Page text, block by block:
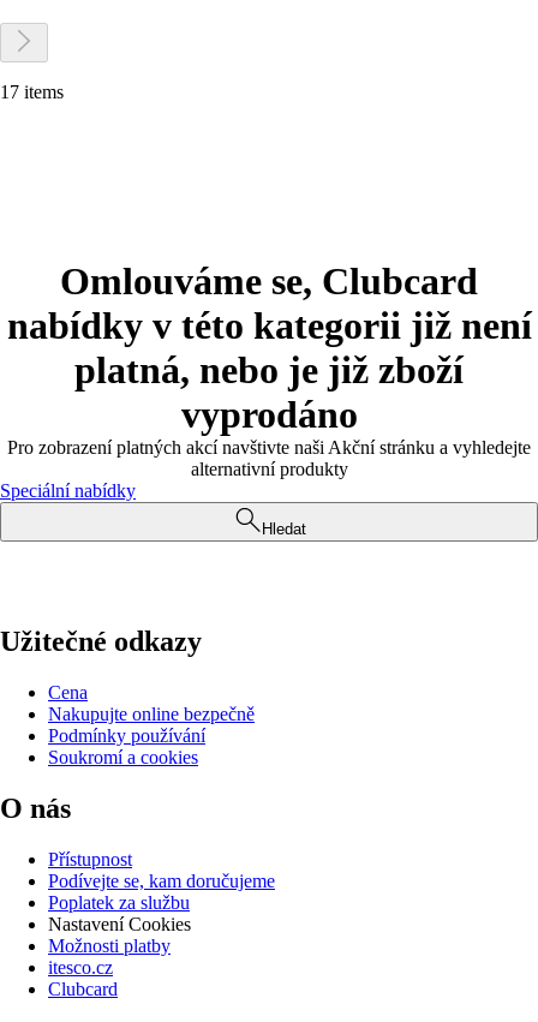
17 items
Omlouváme se, Clubcard
nabídky v této kategorii již není
platná, nebo je již zboží
vyprodáno
Pro zobrazení platných akcí navštivte naši Akční stránku a vyhledejte
alternativní produkty
Speciální nabídky
Hledat
Užitečné odkazy
Cena
Nakupujte online bezpečně
Podmínky používání
Soukromí a cookies
O nás
Přístupnost
Podívejte se, kam doručujeme
Poplatek za službu
Nastavení Cookies
Možnosti platby
itesco.cz
Clubcard